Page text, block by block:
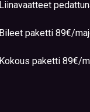
Liinavaatteet
Bileet paketti 89€/
Kokous paketti 89€/